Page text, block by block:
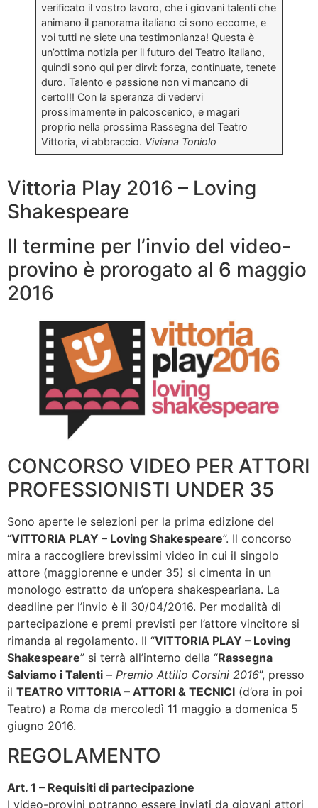
verificato il vostro lavoro, che i giovani talenti che
animano il panorama italiano ci sono eccome, e
voi tutti ne siete una testimonianza! Questa è
un’ottima notizia per il futuro del Teatro italiano,
quindi sono qui per dirvi: forza, continuate, tenete
duro. Talento e passione non vi mancano di
certo!!! Con la speranza di vedervi
prossimamente in palcoscenico, e magari
proprio nella prossima Rassegna del Teatro
Vittoria, vi abbraccio. Viviana Toniolo
Vittoria Play 2016 – Loving
Shakespeare
Il termine per l’invio del video-
provino è prorogato al 6 maggio
2016
CONCORSO VIDEO PER ATTORI
PROFESSIONISTI UNDER 35
Sono aperte le selezioni per la prima edizione del
“VITTORIA PLAY – Loving Shakespeare”. Il concorso
mira a raccogliere brevissimi video in cui il singolo
attore (maggiorenne e under 35) si cimenta in un
monologo estratto da un’opera shakespeariana. La
deadline per l’invio è il 30/04/2016. Per modalità di
partecipazione e premi previsti per l’attore vincitore si
rimanda al regolamento. Il “VITTORIA PLAY – Loving
Shakespeare” si terrà all’interno della “Rassegna
Salviamo i Talenti – Premio Attilio Corsini 2016”, presso
il TEATRO VITTORIA – ATTORI & TECNICI (d’ora in poi
Teatro) a Roma da mercoledì 11 maggio a domenica 5
giugno 2016.
REGOLAMENTO
Art. 1 – Requisiti di partecipazione
I video-provini potranno essere inviati da giovani attori